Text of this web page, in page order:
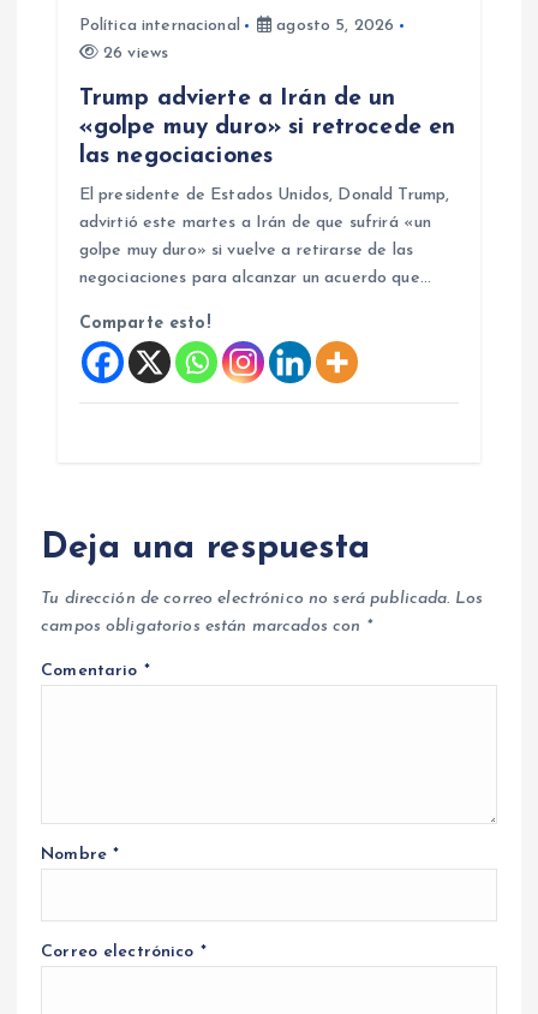
Política internacional
agosto 5, 2026
26 views
Trump advierte a Irán de un
«golpe muy duro» si retrocede en
las negociaciones
El presidente de Estados Unidos, Donald Trump,
advirtió este martes a Irán de que sufrirá «un
golpe muy duro» si vuelve a retirarse de las
negociaciones para alcanzar un acuerdo que…
Comparte esto!
Deja una respuesta
Tu dirección de correo electrónico no será publicada. Los
campos obligatorios están marcados con *
Comentario *
Nombre*
Correo electrónico *